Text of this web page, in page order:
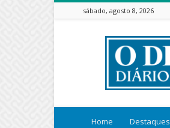
sábado, agosto 8, 2026
ODEBATEON
Home Destaques